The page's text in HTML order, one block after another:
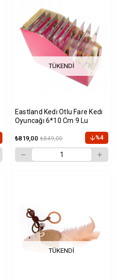
TÜKENDI
Eastland Kedı Otlu Fare Kedı
Oyuncağı 6*10 Cm 9 Lu
₺819,00 ₺849,00 %4
TÜKENDI